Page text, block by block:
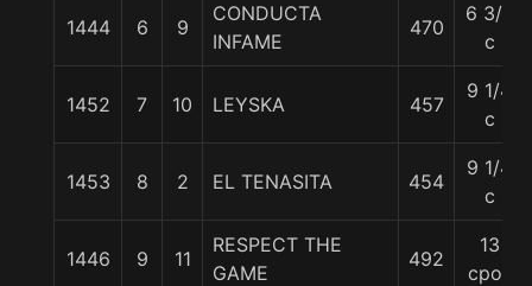
1444 6 9
CONDUCTA
INFAME
470
6 3/4
c
1452 7 10 LEYSKA 457
9 1/4
c
1453 8 2 EL TENASITA 454
9 1/4
c
1446 9 11
RESPECT THE
GAME
492
13
cpos